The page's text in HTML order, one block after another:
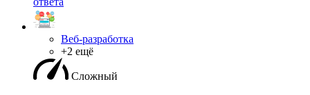
Веб-разработка
+2 ещё
Сложный